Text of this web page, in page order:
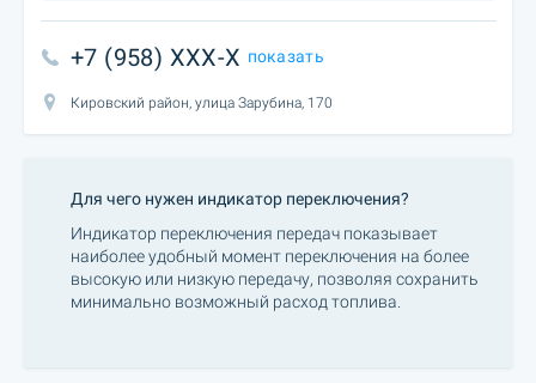
+7 (958) XXX-X показать
Кировский район, улица Зарубина, 170
Для чего нужен индикатор переключения?
Индикатор переключения передач показывает
наиболее удобный момент переключения на более
высокую или низкую передачу, позволяя сохранить
минимально возможный расход топлива.